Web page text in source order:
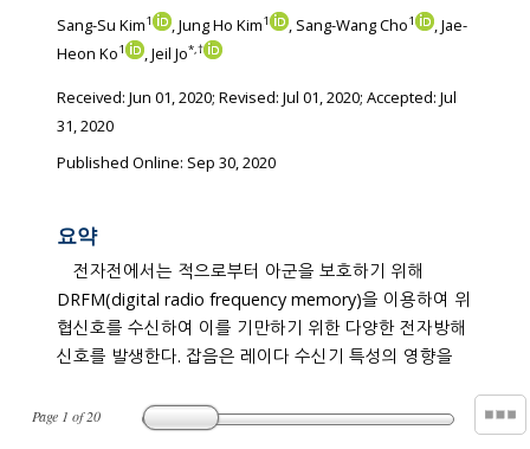
Page 1 of20
Sang-Su Kim1 , Jung Ho Kim1 , Sang-Wang Cho1
, Jae-
Heon Ko1 , Jeil Jo*,†
Received: Jun 01, 2020; Revised: Jul 01, 2020; Accepted: Jul
31, 2020
Published Online: Sep 30, 2020
요약
전자전에서는 적으로부터 아군을 보호하기 위해
DRFM(digital radio frequency memory)을 이용하여 위
협신호를 수신하여 이를 기만하기 위한 다양한 전자방해
신호를 발생한다. 잡음은 레이다 수신기 특성의 영향을